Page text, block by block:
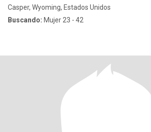
Casper, Wyoming, Estados Unidos
Buscando: Mujer 23 - 42